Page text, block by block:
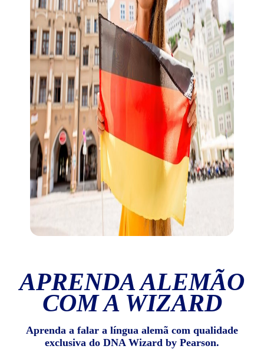
APRENDA ALEMÃO
COM A WIZARD
Aprenda a falar a língua alemã com qualidade
exclusiva do DNA Wizard by Pearson.